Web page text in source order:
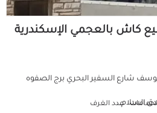
شارع السفير البحري برج الصفوه
السلام...عدد الغرف